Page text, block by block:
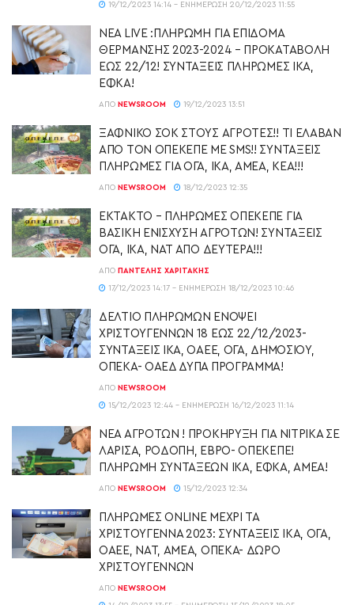
19/12/2023 14:14 - ΕΝΗΜΈΡΩΣΗ 20/12/2023 11:55
ΝΕΑ LIVE :ΠΛΗΡΩΜΗ ΓΙΑ ΕΠΙΔΟΜΑ
ΘΕΡΜΑΝΣΗΣ 2023-2024 – ΠΡΟΚΑΤΑΒΟΛΗ
ΕΩΣ 22/12! ΣΥΝΤΑΞΕΙΣ ΠΛΗΡΩΜΕΣ ΙΚΑ,
ΕΦΚΑ!
ΑΠΌ NEWSROOM 19/12/2023 13:51
ΞΑΦΝΙΚΟ ΣΟΚ ΣΤΟΥΣ ΑΓΡΟΤΕΣ!! ΤΙ ΕΛΑΒΑΝ
ΑΠΟ ΤΟΝ ΟΠΕΚΕΠΕ ΜΕ SMS!! ΣΥΝΤΑΞΕΙΣ
ΠΛΗΡΩΜΕΣ ΓΙΑ ΟΓΑ, ΙΚΑ, ΑΜΕΑ, ΚΕΑ!!!
ΑΠΌ NEWSROOM 18/12/2023 12:35
ΕΚΤΑΚΤΟ – ΠΛΗΡΩΜΕΣ ΟΠΕΚΕΠΕ ΓΙΑ
ΒΑΣΙΚΗ ΕΝΙΣΧΥΣΗ ΑΓΡΟΤΩΝ! ΣΥΝΤΑΞΕΙΣ
ΟΓΑ, ΙΚΑ, ΝΑΤ ΑΠΟ ΔΕΥΤΕΡΑ!!!
ΑΠΌ ΠΑΝΤΕΛΉΣ ΧΑΡΙΤΆΚΗΣ
17/12/2023 14:17 - ΕΝΗΜΈΡΩΣΗ 18/12/2023 10:46
ΔΕΛΤΙΟ ΠΛΗΡΩΜΩΝ ΕΝΟΨΕΙ
ΧΡΙΣΤΟΥΓΕΝΝΩΝ 18 ΕΩΣ 22/12/2023-
ΣΥΝΤΑΞΕΙΣ ΙΚΑ, ΟΑΕΕ, ΟΓΑ, ΔΗΜΟΣΙΟΥ,
ΟΠΕΚΑ- ΟΑΕΔ ΔΥΠΑ ΠΡΟΓΡΑΜΜΑ!
ΑΠΌ NEWSROOM
15/12/2023 12:44 - ΕΝΗΜΈΡΩΣΗ 16/12/2023 11:14
ΝΕΑ ΑΓΡΟΤΩΝ ! ΠΡΟΚΗΡΥΞΗ ΓΙΑ ΝΙΤΡΙΚΑ ΣΕ
ΛΑΡΙΣΑ, ΡΟΔΟΠΗ, ΕΒΡΟ- ΟΠΕΚΕΠΕ!
ΠΛΗΡΩΜΗ ΣΥΝΤΑΞΕΩΝ ΙΚΑ, ΕΦΚΑ, ΑΜΕΑ!
ΑΠΌ NEWSROOM 15/12/2023 12:34
ΠΛΗΡΩΜΕΣ ONLINE ΜΕΧΡΙ ΤΑ
ΧΡΙΣΤΟΥΓΕΝΝΑ 2023: ΣΥΝΤΑΞΕΙΣ ΙΚΑ, ΟΓΑ,
ΟΑΕΕ, ΝΑΤ, ΑΜΕΑ, ΟΠΕΚΑ- ΔΩΡΟ
ΧΡΙΣΤΟΥΓΕΝΝΩΝ
ΑΠΌ NEWSROOM